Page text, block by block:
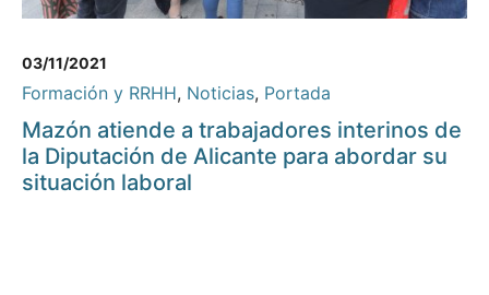
03/11/2021
Formación y RRHH, Noticias, Portada
Mazón atiende a trabajadores interinos de
la Diputación de Alicante para abordar su
situación laboral